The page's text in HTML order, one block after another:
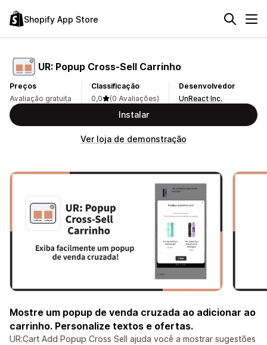
Shopify App Store
UR: Popup Cross‑Sell Carrinho
Preços
Avaliação gratuita
Classificação
0,0
(0 Avaliações)
Desenvolvedor
UnReact Inc.
Instalar
Ver loja de demonstração
Mostre um popup de venda cruzada ao adicionar ao
carrinho. Personalize textos e ofertas.
UR:Cart Add Popup Cross Sell ajuda você a mostrar sugestões